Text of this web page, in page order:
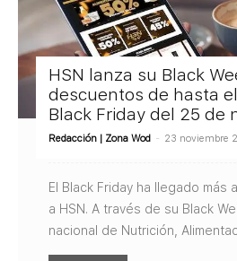
HSN lanza su Black
descuentos de hasta
Black Friday del 25 de
Redacción | Zona Wod - 23 noviembre
El Black Friday ha llegado más
a HSN. A través de su Black
nacional de Nutrición,